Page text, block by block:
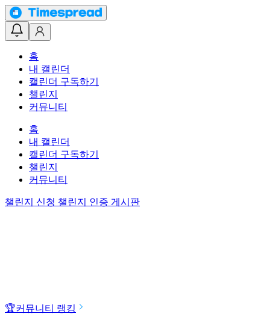
홈
내 캘린더
캘린더 구독하기
챌린지
커뮤니티
홈
내 캘린더
캘린더 구독하기
챌린지
커뮤니티
챌린지 신청 챌린지 인증 게시판
🏆커뮤니티 랭킹